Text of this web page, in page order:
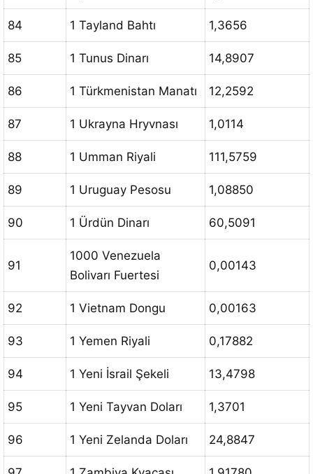
84 1 Tayland Bahtı 1,3656
85 1 Tunus Dinarı 14,8907
86 1 Türkmenistan Manatı 12,2592
87 1 Ukrayna Hryvnası 1,0114
88 1 Umman Riyali 111,5759
89 1 Uruguay Pesosu 1,08850
90 1 Ürdün Dinarı 60,5091
91
1000 Venezuela
Bolivarı Fuertesi
0,00143
92 1 Vietnam Dongu 0,00163
93 1 Yemen Riyali 0,17882
94 1 Yeni İsrail Şekeli 13,4798
95 1 Yeni Tayvan Doları 1,3701
96 1 Yeni Zelanda Doları 24,8847